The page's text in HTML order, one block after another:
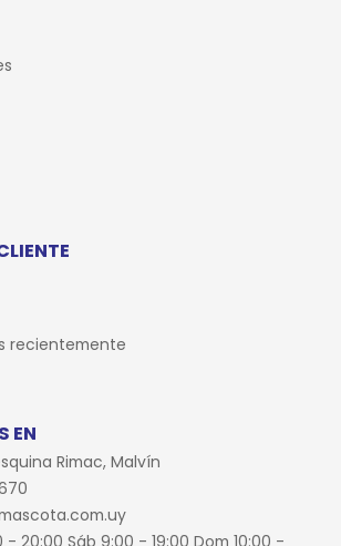
recientemente
EN
Rimac, Malvín